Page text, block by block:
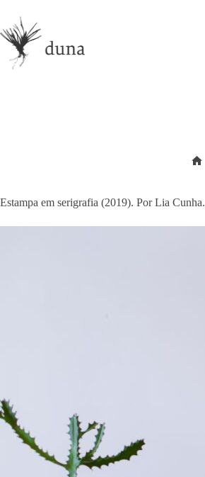
o
conteúdo
Estampa em serigrafia (2019). Por Lia Cunha.